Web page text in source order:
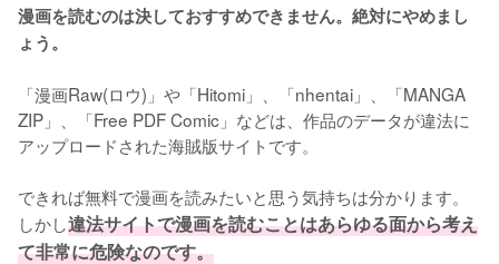
漫画を読むのは決しておすすめできません。絶対にやめまし
ょう。
「漫画Raw(ロウ)」や「Hitomi」、「nhentai」、「MANGA
ZIP」、「Free PDF Comic」などは、作品のデータが違法に
アップロードされた海賊版サイトです。
できれば無料で漫画を読みたいと思う気持ちは分かります。
しかし違法サイトで漫画を読むことはあらゆる面から考え
て非常に危険なのです。